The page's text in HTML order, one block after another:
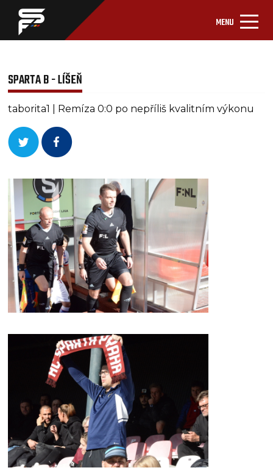
MENU
SPARTA B - LÍŠEŇ
taborita1 | Remíza 0:0 po nepříliš kvalitním výkonu